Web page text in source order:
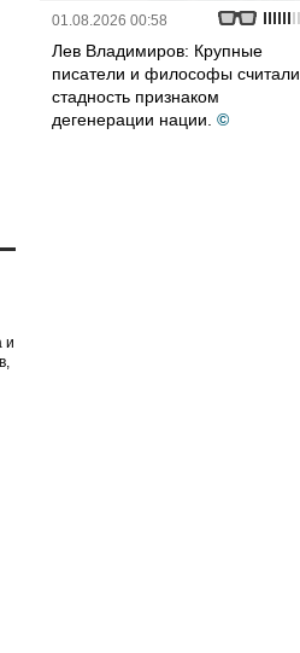
и
01.08.2026 00:58
Лев Владимиров: Крупные
писатели и философы считали
стадность признаком
дегенерации нации. ©